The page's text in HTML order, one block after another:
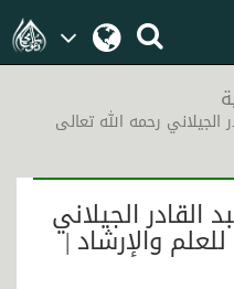
الجيلاني رحمه الله تعالى
القادر الجيلاني
والإرشاد |